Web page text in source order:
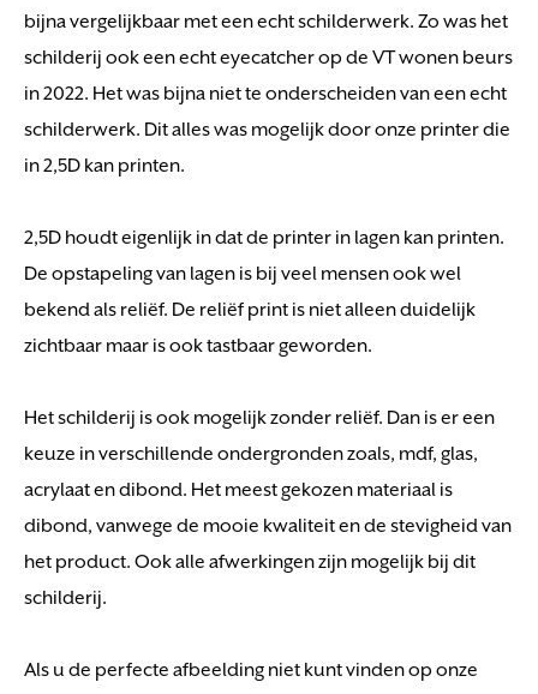
bijna vergelijkbaar met een echt schilderwerk. Zo was het
schilderij ook een echt eyecatcher op de VT wonen beurs
in 2022. Het was bijna niet te onderscheiden van een echt
schilderwerk. Dit alles was mogelijk door onze printer die
in 2,5D kan printen.
2,5D houdt eigenlijk in dat de printer in lagen kan printen.
De opstapeling van lagen is bij veel mensen ook wel
bekend als reliëf. De reliëf print is niet alleen duidelijk
zichtbaar maar is ook tastbaar geworden.
Het schilderij is ook mogelijk zonder reliëf. Dan is er een
keuze in verschillende ondergronden zoals, mdf, glas,
acrylaat en dibond. Het meest gekozen materiaal is
dibond, vanwege de mooie kwaliteit en de stevigheid van
het product. Ook alle afwerkingen zijn mogelijk bij dit
schilderij.
Als u de perfecte afbeelding niet kunt vinden op onze